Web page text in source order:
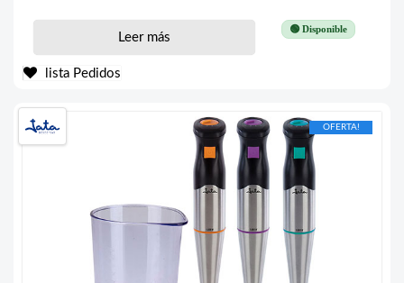
🟢 Disponible
Leer más
lista Pedidos
OFERTA!